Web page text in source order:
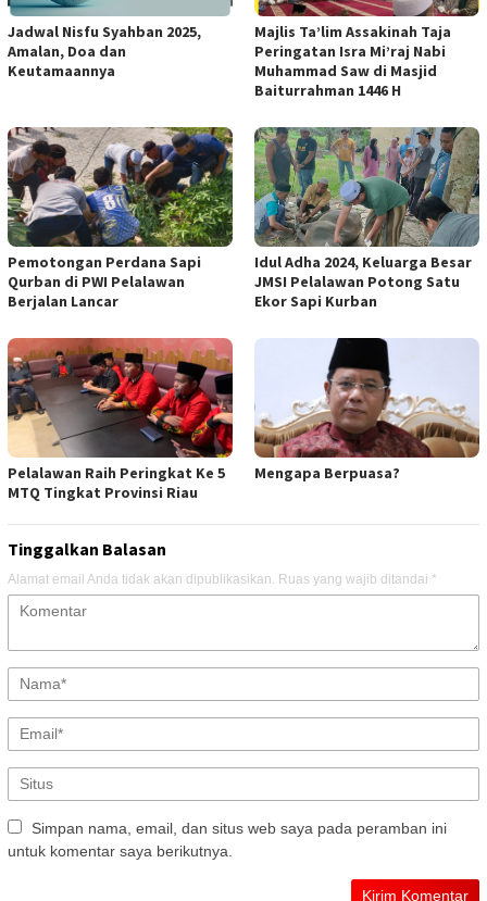
Jadwal Nisfu Syahban 2025,
Amalan, Doa dan
Keutamaannya
Majlis Ta’lim Assakinah Taja
Peringatan Isra Mi’raj Nabi
Muhammad Saw di Masjid
Baiturrahman 1446 H
Pemotongan Perdana Sapi
Qurban di PWI Pelalawan
Berjalan Lancar
Idul Adha 2024, Keluarga Besar
JMSI Pelalawan Potong Satu
Ekor Sapi Kurban
Pelalawan Raih Peringkat Ke 5
MTQ Tingkat Provinsi Riau
Mengapa Berpuasa?
Tinggalkan Balasan
Alamat email Anda tidak akan dipublikasikan. Ruas yang wajib ditandai *
Simpan nama, email, dan situs web saya pada peramban ini
untuk komentar saya berikutnya.